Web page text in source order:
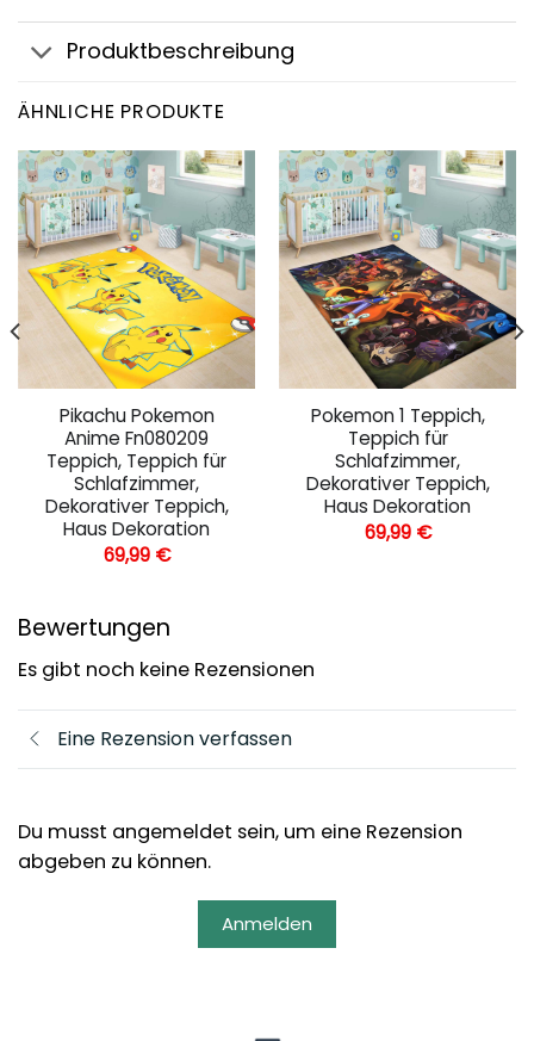
Produktbeschreibung
ÄHNLICHE PRODUKTE
Pikachu Pokemon
Anime Fn080209
Teppich, Teppich für
Schlafzimmer,
Dekorativer Teppich,
Haus Dekoration
69,99 €
Pokemon 1 Teppich,
Teppich für
Schlafzimmer,
Dekorativer Teppich,
Haus Dekoration
69,99 €
Bewertungen
Es gibt noch keine Rezensionen
Eine Rezension verfassen
Du musst angemeldet sein, um eine Rezension
abgeben zu können.
Anmelden